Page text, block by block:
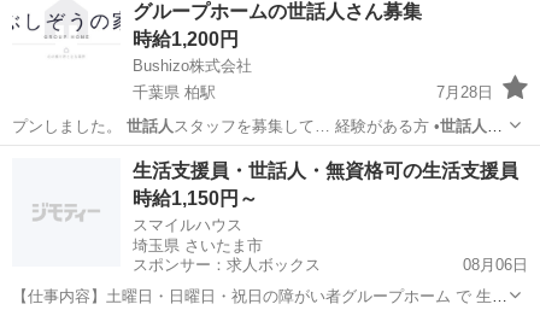
を持つ方が快適な共同生活をおく...
グループホームの世話人さん募集
時給1,200円
Bushizo株式会社
千葉県 柏駅
7月28日
プンしました。 世話人 スタッフを募集して… 経験がある方 •世話人
生活支援員、介護… 柏駅 その他 スタッフ
生活支援員・世話人・無資格可の生活支援員
時給1,150円～
スマイルハウス
埼玉県 さいたま市
スポンサー：求人ボックス
08月06日
【仕事内容】土曜日・日曜日・祝日の障がい者グループホーム で 生活